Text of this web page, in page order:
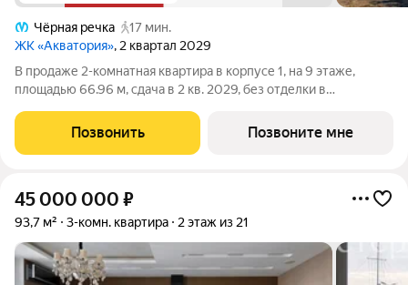
Чёрная речка
17 мин.
ЖК «Акватория», 2 квартал 2029
В продаже 2-комнатная квартира в корпусе 1, на 9 этаже,
площадью 66.96 м, сдача в 2 кв. 2029, без отделки в
Премиальный дом «Акватория», возводимый на Выборгской
набережной у Кантемировского моста -
Позвонить Позвоните мне
45 000 000 ₽
93,7 м² 3-комн. квартира 2 этаж из 21